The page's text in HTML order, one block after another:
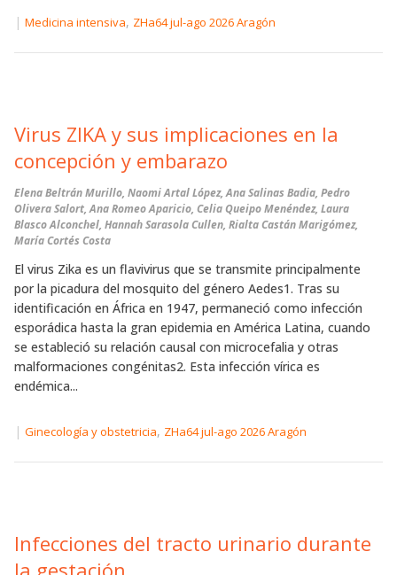
| Medicina intensiva, ZHa64 jul-ago 2026 Aragón
Virus ZIKA y sus implicaciones en la
concepción y embarazo
Elena Beltrán Murillo, Naomi Artal López, Ana Salinas Badia, Pedro
Olivera Salort, Ana Romeo Aparicio, Celia Queipo Menéndez, Laura
Blasco Alconchel, Hannah Sarasola Cullen, Rialta Castán Marigómez,
María Cortés Costa
El virus Zika es un flavivirus que se transmite principalmente
por la picadura del mosquito del género Aedes1. Tras su
identificación en África en 1947, permaneció como infección
esporádica hasta la gran epidemia en América Latina, cuando
se estableció su relación causal con microcefalia y otras
malformaciones congénitas2. Esta infección vírica es
endémica...
| Ginecología y obstetricia, ZHa64 jul-ago 2026 Aragón
Infecciones del tracto urinario durante